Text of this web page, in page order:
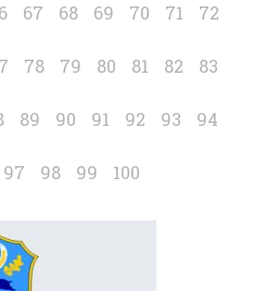
67 68 69 70 71 72
78 79 80 81 82 83
89 90 91 92 93 94
97 98 99 100